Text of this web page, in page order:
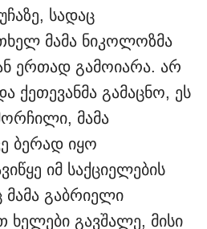
სადაც
მამა ნიკოლოზმა
ერთად გამოიარა. არ
ქეთევანმა გამაცნო, ეს
მამა
ბერად იყო
იმ საქციელების
მამა გაბრიელი
ხელები გავშალე, მისი